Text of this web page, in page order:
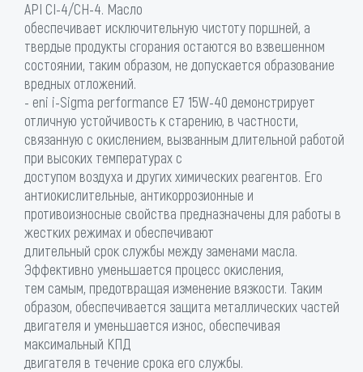
API CI-4/CH-4. Масло
обеспечивает исключительную чистоту поршней, а
твердые продукты сгорания остаются во взвешенном
состоянии, таким образом, не допускается образование
вредных отложений.
- eni i-Sigma performance E7 15W-40 демонстрирует
отличную устойчивость к старению, в частности,
связанную с окислением, вызванным длительной работой
при высоких температурах с
доступом воздуха и других химических реагентов. Его
антиокислительные, антикоррозионные и
противоизносные свойства предназначены для работы в
жестких режимах и обеспечивают
длительный срок службы между заменами масла.
Эффективно уменьшается процесс окисления,
тем самым, предотвращая изменение вязкости. Таким
образом, обеспечивается защита металлических частей
двигателя и уменьшается износ, обеспечивая
максимальный КПД
двигателя в течение срока его службы.